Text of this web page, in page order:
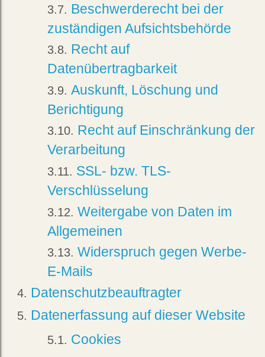
Beschwerderecht bei der
zuständigen Aufsichtsbehörde
Recht auf
Datenübertragbarkeit
Auskunft, Löschung und
Berichtigung
Recht auf Einschränkung der
Verarbeitung
SSL- bzw. TLS-
Verschlüsselung
Weitergabe von Daten im
Allgemeinen
Widerspruch gegen Werbe-
E-Mails
Datenschutzbeauftragter
Datenerfassung auf dieser Website
Cookies